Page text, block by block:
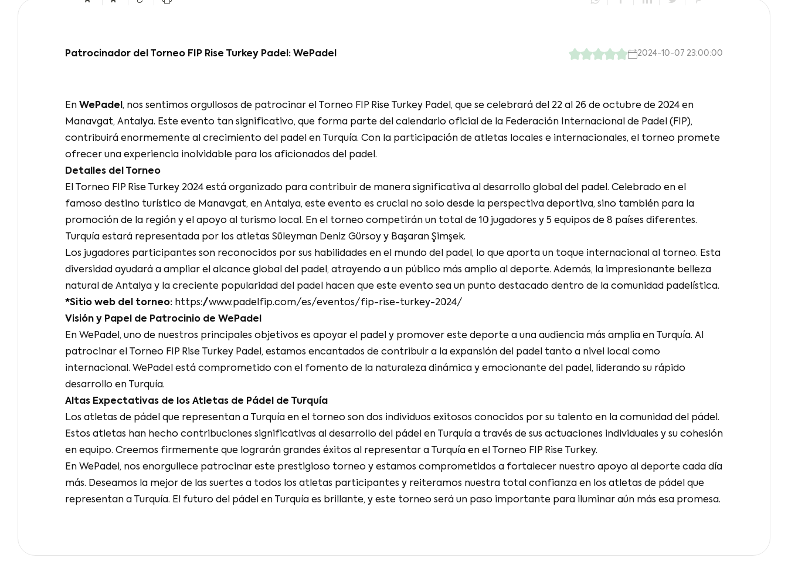
Patrocinador del Torneo FIP Rise Turkey Padel: WePadel 2024-10-07 23:00:00
En WePadel , nos sentimos orgullosos de patrocinar el Torneo FIP Rise Turkey Padel, que se celebrará del 22 al 26 de octubre de 2024 en
Manavgat, Antalya. Este evento tan significativo, que forma parte del calendario oficial de la Federación Internacional de Padel (FIP),
contribuirá enormemente al crecimiento del padel en Turquía. Con la participación de atletas locales e internacionales, el torneo promete
ofrecer una experiencia inolvidable para los aficionados del padel.
Detalles del Torneo
El Torneo FIP Rise Turkey 2024 está organizado para contribuir de manera significativa al desarrollo global del padel. Celebrado en el
famoso destino turístico de Manavgat, en Antalya, este evento es crucial no solo desde la perspectiva deportiva, sino también para la
promoción de la región y el apoyo al turismo local. En el torneo competirán un total de 10 jugadores y 5 equipos de 8 países diferentes.
Turquía estará representada por los atletas Süleyman Deniz Gürsoy y Başaran Şimşek.
Los jugadores participantes son reconocidos por sus habilidades en el mundo del padel, lo que aporta un toque internacional al torneo. Esta
diversidad ayudará a ampliar el alcance global del padel, atrayendo a un público más amplio al deporte. Además, la impresionante belleza
natural de Antalya y la creciente popularidad del padel hacen que este evento sea un punto destacado dentro de la comunidad padelística.
*Sitio web del torneo: https://www.padelfip.com/es/eventos/fip-rise-turkey-2024/
Visión y Papel de Patrocinio de WePadel
En WePadel, uno de nuestros principales objetivos es apoyar el padel y promover este deporte a una audiencia más amplia en Turquía. Al
patrocinar el Torneo FIP Rise Turkey Padel, estamos encantados de contribuir a la expansión del padel tanto a nivel local como
internacional. WePadel está comprometido con el fomento de la naturaleza dinámica y emocionante del padel, liderando su rápido
desarrollo en Turquía.
Altas Expectativas de los Atletas de Pádel de Turquía
Los atletas de pádel que representan a Turquía en el torneo son dos individuos exitosos conocidos por su talento en la comunidad del pádel.
Estos atletas han hecho contribuciones significativas al desarrollo del pádel en Turquía a través de sus actuaciones individuales y su cohesión
en equipo. Creemos firmemente que lograrán grandes éxitos al representar a Turquía en el Torneo FIP Rise Turkey.
En WePadel, nos enorgullece patrocinar este prestigioso torneo y estamos comprometidos a fortalecer nuestro apoyo al deporte cada día
más. Deseamos la mejor de las suertes a todos los atletas participantes y reiteramos nuestra total confianza en los atletas de pádel que
representan a Turquía. El futuro del pádel en Turquía es brillante, y este torneo será un paso importante para iluminar aún más esa promesa.